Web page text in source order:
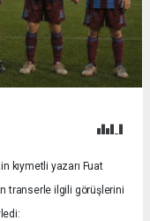
kıymetli yazarı Fuat
transerle ilgili görüşlerini